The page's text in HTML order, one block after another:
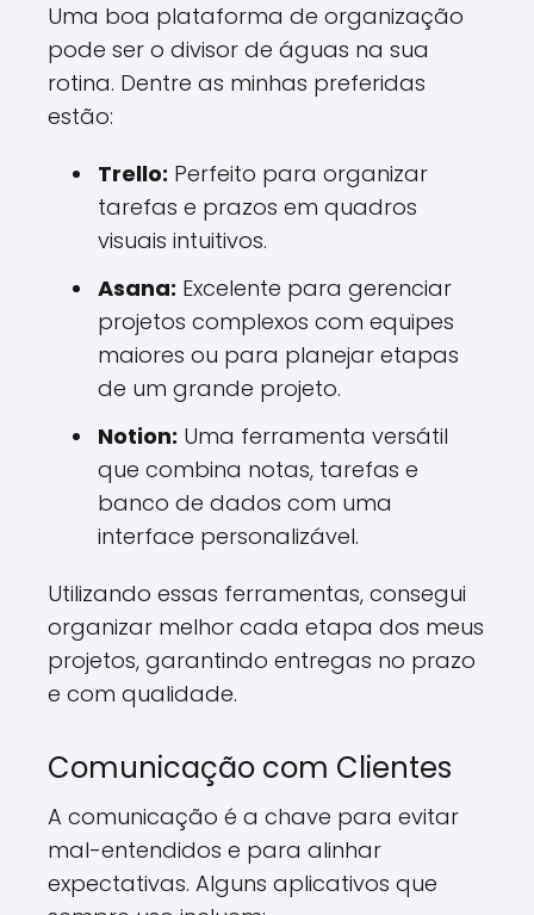
Uma boa plataforma de organização
pode ser o divisor de águas na sua
rotina. Dentre as minhas preferidas
estão:
Trello: Perfeito para organizar
tarefas e prazos em quadros
visuais intuitivos.
Asana: Excelente para gerenciar
projetos complexos com equipes
maiores ou para planejar etapas
de um grande projeto.
Notion: Uma ferramenta versátil
que combina notas, tarefas e
banco de dados com uma
interface personalizável.
Utilizando essas ferramentas, consegui
organizar melhor cada etapa dos meus
projetos, garantindo entregas no prazo
e com qualidade.
Comunicação com Clientes
A comunicação é a chave para evitar
mal-entendidos e para alinhar
expectativas. Alguns aplicativos que